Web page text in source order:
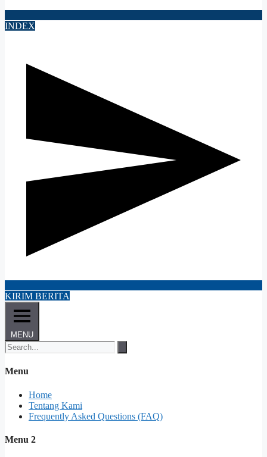
INDEX
KIRIM BERITA
MENU
Menu
Home
Tentang Kami
Frequently Asked Questions (FAQ)
Menu 2